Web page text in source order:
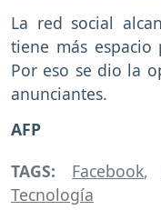
La red social
tiene más espacio
Por eso se dio la
anunciantes.
AFP
TAGS: Facebook,
Tecnología